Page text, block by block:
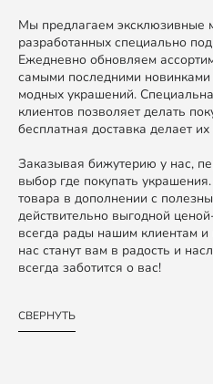
Мы предлагаем эксклюзивные
разработанных специально
Ежедневно обновляем
самыми последними
модных украшений.
клиентов позволяет делать
бесплатная доставка делает
Заказывая бижутерию у нас,
выбор где покупать
товара в дополнении с
действительно выгодной
всегда рады нашим клиентам и
нас станут вам в радость и
всегда заботится о вас!
СВЕРНУТЬ